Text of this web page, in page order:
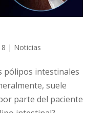
| Noticias
pólipos intestinales
suele
parte del paciente